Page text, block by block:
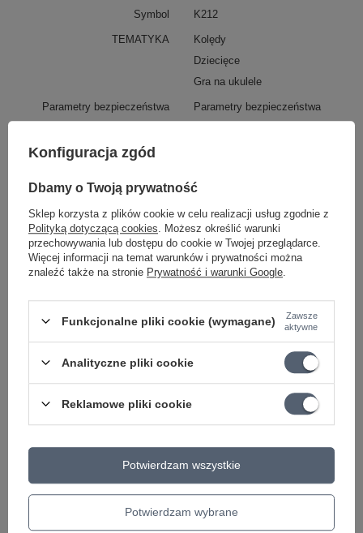
Symbol K212
TEMATYKA
Kolędy
Dziecięce
Gra na ukulele
Parametry bezpieczeństwa Parametry bezpieczeństwa
PROMOCJA
K&M 30920 Kapodaster do ukulele
66,94 zł
Najniższa cena z 30 dni przed obniżką:72,63 zł -7%
Stroik, tuner PW-CT-22 D'addario gitara,
ukulele
115,44 zł
Cena regularna:119,00 zł -3%
Ciekawostki do gitary
Konfiguracja zgód
Dbamy o Twoją prywatność
Sklep korzysta z plików cookie w celu realizacji usług zgodnie z
Polityką dotyczącą cookies . Możesz określić warunki
przechowywania lub dostępu do cookie w Twojej przeglądarce.
Więcej informacji na temat warunków i prywatności można
znaleźć także na stronie Prywatność i warunki Google
Funkcjonalne pliki cookie (wymagane)
Zawsze
aktywne
Analityczne pliki cookie
Reklamowe pliki cookie
Potwierdzam wybrane
Potwierdzam wszystkie